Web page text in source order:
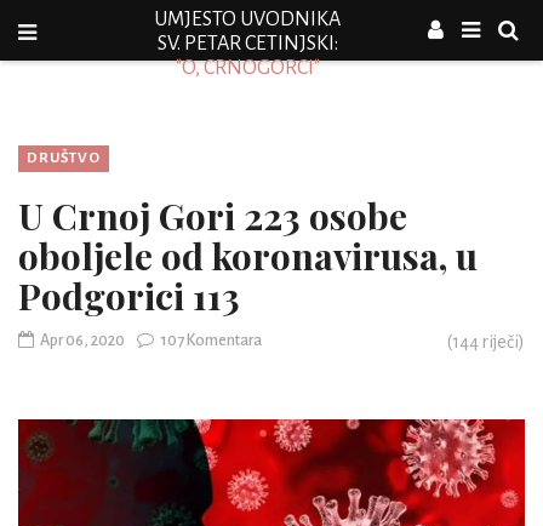
UMJESTO UVODNIKA
SV. PETAR CETINJSKI:
"O, CRNOGORCI"
DRUŠTVO
U Crnoj Gori 223 osobe
oboljele od koronavirusa, u
Podgorici 113
Apr 06, 2020 107 Komentara (144 riječi)